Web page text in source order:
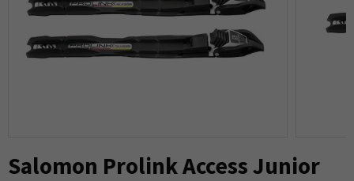
Salomon Prolink Access Junior